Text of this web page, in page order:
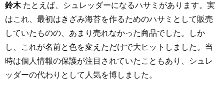
鈴木たとえば、シュレッダーになるハサミがあります。実
はこれ、最初はきざみ海苔を作るためのハサミとして販売
していたものの、あまり売れなかった商品でした。しか
し、これが名前と色を変えただけで大ヒットしました。当
時は個人情報の保護が注目されていたこともあり、シュレ
ッダーの代わりとして人気を博しました。